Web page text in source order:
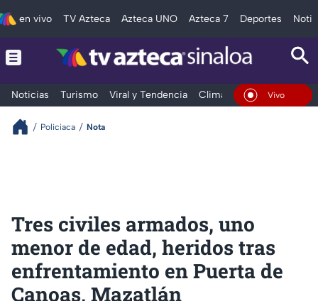
en vivo TV Azteca Azteca UNO Azteca 7 Deportes
Noticias Turismo Viral y Tendencia Clima Deportes
En Vivo
Policiaca Nota
Tres civiles armados, uno
menor de edad, heridos tras
enfrentamiento en Puerta de
Canoas, Mazatlán